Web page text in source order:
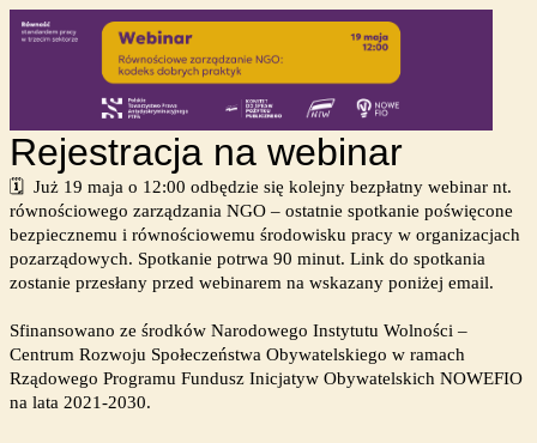
Rejestracja na webinar
🗓️ Już 19 maja o 12:00 odbędzie się kolejny bezpłatny webinar nt.
równościowego zarządzania NGO – ostatnie spotkanie poświęcone
bezpiecznemu i równościowemu środowisku pracy w organizacjach
pozarządowych. Spotkanie potrwa 90 minut. Link do spotkania
zostanie przesłany przed webinarem na wskazany poniżej email.
Sfinansowano ze środków Narodowego Instytutu Wolności –
Centrum Rozwoju Społeczeństwa Obywatelskiego w ramach
Rządowego Programu Fundusz Inicjatyw Obywatelskich NOWEFIO
na lata 2021-2030.